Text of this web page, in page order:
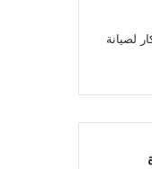
لصيانة